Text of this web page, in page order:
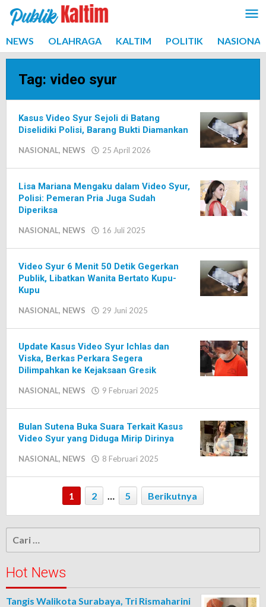
Lewati
konten
NEWS OLAHRAGA KALTIM POLITIK NASIONAL
Tag: video syur
Kasus Video Syur Sejoli di Batang
Diselidiki Polisi, Barang Bukti Diamankan
NASIONAL, NEWS 25 April 2026
Lisa Mariana Mengaku dalam Video Syur,
Polisi: Pemeran Pria Juga Sudah
Diperiksa
NASIONAL, NEWS 16 Juli 2025
Video Syur 6 Menit 50 Detik Gegerkan
Publik, Libatkan Wanita Bertato Kupu-
Kupu
NASIONAL, NEWS 29 Juni 2025
Update Kasus Video Syur Ichlas dan
Viska, Berkas Perkara Segera
Dilimpahkan ke Kejaksaan Gresik
NASIONAL, NEWS 9 Februari 2025
Bulan Sutena Buka Suara Terkait Kasus
Video Syur yang Diduga Mirip Dirinya
NASIONAL, NEWS 8 Februari 2025
1 2 … 5 Berikutnya
Cari
untuk:
Hot News
Tangis Walikota Surabaya, Tri Rismaharini